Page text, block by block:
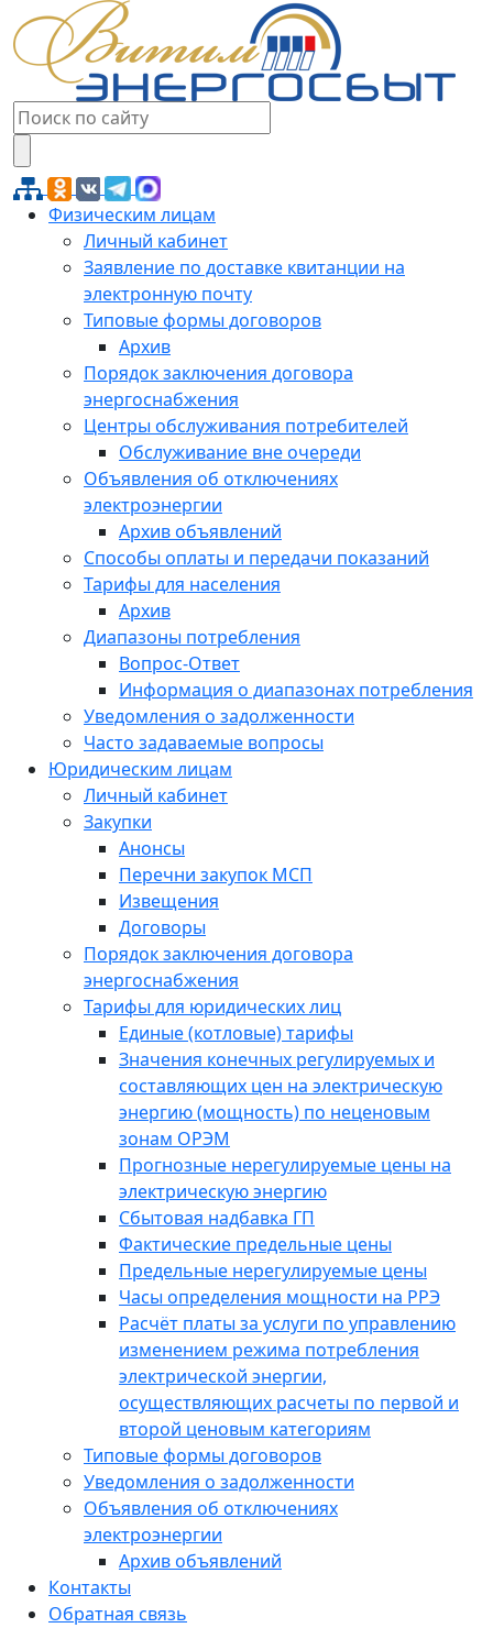
Физическим лицам
Личный кабинет
Заявление по доставке квитанции на
электронную почту
Типовые формы договоров
Архив
Порядок заключения договора
энергоснабжения
Центры обслуживания потребителей
Обслуживание вне очереди
Объявления об отключениях
электроэнергии
Архив объявлений
Способы оплаты и передачи показаний
Тарифы для населения
Архив
Диапазоны потребления
Вопрос-Ответ
Информация о диапазонах потребления
Уведомления о задолженности
Часто задаваемые вопросы
Юридическим лицам
Личный кабинет
Закупки
Анонсы
Перечни закупок МСП
Извещения
Договоры
Порядок заключения договора
энергоснабжения
Тарифы для юридических лиц
Единые (котловые) тарифы
Значения конечных регулируемых и
составляющих цен на электрическую
энергию (мощность) по неценовым
зонам ОРЭМ
Прогнозные нерегулируемые цены на
электрическую энергию
Сбытовая надбавка ГП
Фактические предельные цены
Предельные нерегулируемые цены
Часы определения мощности на РРЭ
Расчёт платы за услуги по управлению
изменением режима потребления
электрической энергии,
осуществляющих расчеты по первой и
второй ценовым категориям
Типовые формы договоров
Уведомления о задолженности
Объявления об отключениях
электроэнергии
Архив объявлений
Контакты
Обратная связь